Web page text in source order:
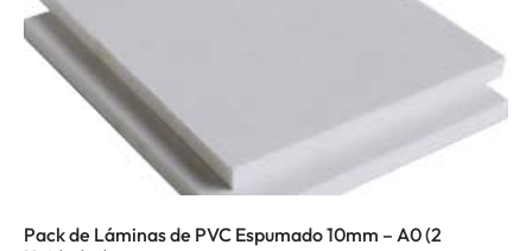
Pack de Láminas de PVC Espumado 10mm – A0 (2